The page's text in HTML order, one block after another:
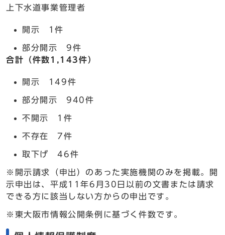
上下水道事業管理者
開示 1件
部分開示 9件
合計（件数1,143件）
開示 149件
部分開示 940件
不開示 1件
不存在 7件
取下げ 46件
※開示請求（申出）のあった実施機関のみを掲載。開
示申出は、平成11年6月30日以前の文書または請求
できる方に該当しない方からの申出です。
※東大阪市情報公開条例に基づく件数です。